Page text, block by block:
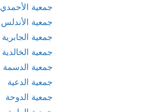
جمعية الأحمدي
جمعية الأندلس
جمعية الجابرية
جمعية الخالدية
جمعية الدسمة
جمعية الدعية
جمعية الدوحة